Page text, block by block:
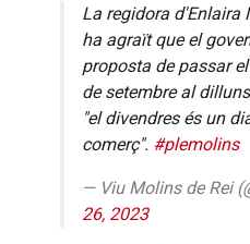
La regidora d'Enlaira
ha agraït que el
proposta de passar
de setembre al
"el divendres és un
comerç". #plemolins
— Viu Molins de Rei
26, 2023